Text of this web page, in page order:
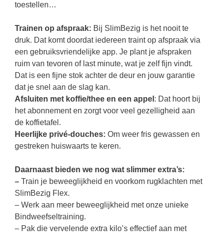
toestellen…
Trainen op afspraak: Bij SlimBezig is het nooit te
druk. Dat komt doordat iedereen traint op afspraak via
een gebruiksvriendelijke app. Je plant je afspraken
ruim van tevoren of last minute, wat je zelf fijn vindt.
Dat is een fijne stok achter de deur en jouw garantie
dat je snel aan de slag kan.
Afsluiten met koffie/thee en een appel : Dat hoort bij
het abonnement en zorgt voor veel gezelligheid aan
de koffietafel.
Heerlijke privé-douches: Om weer fris gewassen en
gestreken huiswaarts te keren.
Daarnaast bieden we nog wat slimmer extra’s:
– Train je beweeglijkheid en voorkom rugklachten met
SlimBezig Flex.
– Werk aan meer beweeglijkheid met onze unieke
Bindweefseltraining.
– Pak die vervelende extra kilo’s effectief aan met